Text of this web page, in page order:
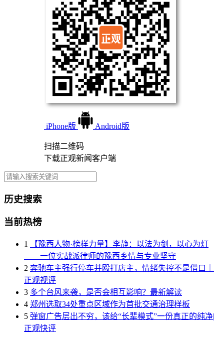
iPhone版 Android版
扫描二维码
下载正观新闻客户端
历史搜索
当前热榜
1
【豫西人物·榜样力量】李静：以法为剑，以心为灯
——一位实战派律师的豫西乡情与专业坚守
2 奔驰车主强行停车并殴打店主，情绪失控不是借口｜
正观视评
3 多个台风来袭，是否会相互影响？最新解读
4 郑州选取34处重点区域作为首批交通治理样板
5 弹窗广告层出不穷，该给“长辈模式”一份真正的纯净|
正观快评